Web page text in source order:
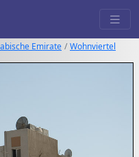
Emirate Wohnviertel